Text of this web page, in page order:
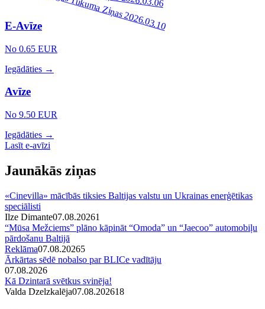
E-Avīze
No 0.65 EUR
Iegādāties →
Avīze
No 9.50 EUR
Iegādāties →
Lasīt e-avīzi
Jaunākās ziņas
«Cinevilla» mācībās tiksies Baltijas valstu un Ukrainas enerģētikas
speciālisti
Ilze Dimante07.08.20261
“Mūsa Mežciems” plāno kāpināt “Omoda” un “Jaecoo” automobiļu
pārdošanu Baltijā
Reklāma07.08.20265
Ārkārtas sēdē nobalso par BLICe vadītāju
07.08.2026
Kā Dzintarā svētkus svinēja!
Valda Dzelzkalēja07.08.202618